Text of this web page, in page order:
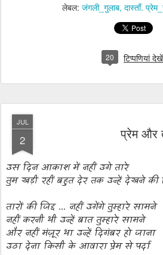
लेबल: जंगली_गुलाब दास्ताँ.
20 टिप्पणियां देखें
JUL
2 प्रेम और
उस दिन आकाश में नहीं उगे तारे
तुम खड़ी रहीं बहुत देर तक उन्हें देखने की
तारों की जिद्द ... नहीं उगेंगे तुम्हारे सामने
नहीं करनी थी उन्हें बात तुम्हारे सामने
और नहीं मंज़ूर था उन्हें दिगंबर हो जाना
उठा देना किसी के आवारा प्रेम से पर्दा